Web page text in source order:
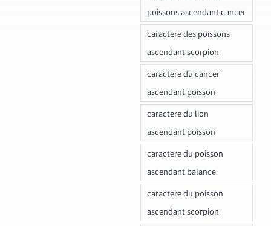
poissons ascendant cancer
caractere des poissons
ascendant scorpion
caractere du cancer
ascendant poisson
caractere du lion
ascendant poisson
caractere du poisson
ascendant balance
caractere du poisson
ascendant scorpion